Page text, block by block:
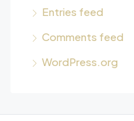
Entries feed
Comments feed
WordPress.org